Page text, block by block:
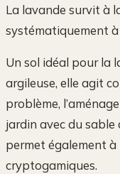
La lavande survit à
systématiquement à
Un sol idéal pour la
argileuse, elle agit
problème,
jardin avec du sable
permet également à
cryptogamiques.